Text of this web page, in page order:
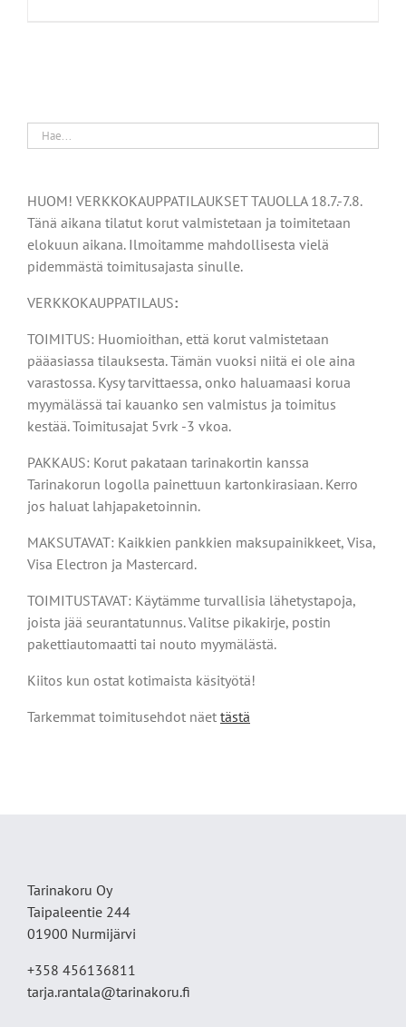
HUOM! VERKKOKAUPPATILAUKSET TAUOLLA 18.7.-7.8.
Tänä aikana tilatut korut valmistetaan ja toimitetaan
elokuun aikana. Ilmoitamme mahdollisesta vielä
pidemmästä toimitusajasta sinulle.
VERKKOKAUPPATILAUS:
TOIMITUS: Huomioithan, että korut valmistetaan
pääasiassa tilauksesta. Tämän vuoksi niitä ei ole aina
varastossa. Kysy tarvittaessa, onko haluamaasi korua
myymälässä tai kauanko sen valmistus ja toimitus
kestää. Toimitusajat 5vrk -3 vkoa.
PAKKAUS: Korut pakataan tarinakortin kanssa
Tarinakorun logolla painettuun kartonkirasiaan. Kerro
jos haluat lahjapaketoinnin.
MAKSUTAVAT: Kaikkien pankkien maksupainikkeet, Visa,
Visa Electron ja Mastercard.
TOIMITUSTAVAT: Käytämme turvallisia lähetystapoja,
joista jää seurantatunnus. Valitse pikakirje, postin
pakettiautomaatti tai nouto myymälästä.
Kiitos kun ostat kotimaista käsityötä!
Tarkemmat toimitusehdot näet tästä
Tarinakoru Oy
Taipaleentie 244
01900 Nurmijärvi
+358 456136811
tarja.rantala@tarinakoru.fi